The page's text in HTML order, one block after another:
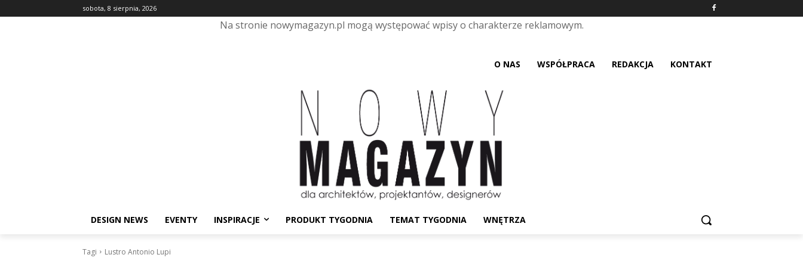
sobota, 8 sierpnia, 2026
Na stronie nowymagazyn.pl mogą występować wpisy o charakterze reklamowym.
O NAS WSPÓŁPRACA REDAKCJA KONTAKT
DESIGN NEWS EVENTY INSPIRACJE PRODUKT TYGODNIA TEMAT TYGODNIA WNĘTRZA
Tagi Lustro Antonio Lupi